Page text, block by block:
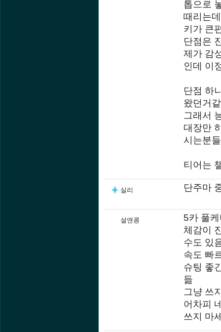
톱으로
때리는
키가 큰
단점은
제가 감
인데 이
단점 하
왔던거
그래서
대장만
시는분
티어는
실리 단주마
설앤콩
5카 풀
체감이
수도 있
속도 빠
슈팅 좋
듦
그냥 쓰
어차피
쓰지 마